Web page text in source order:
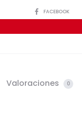
COMPARTIR
FACEBOOK
Valoraciones 0